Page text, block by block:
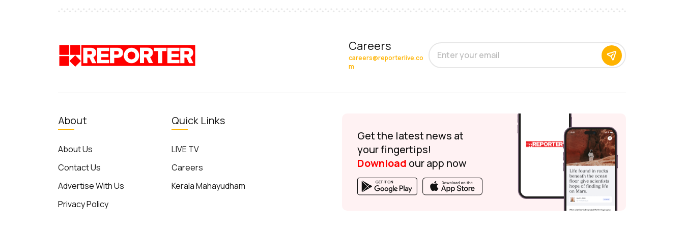
Careers
careers@reporterlive.co
m
About
About Us
Contact Us
Advertise With Us
Privacy Policy
Quick Links
LIVE TV
Careers
Kerala Mahayudham
Get the latest news at
your fingertips!
Download our app now